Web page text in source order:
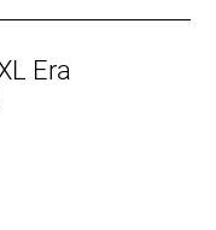
max. 36 Z. an
Era